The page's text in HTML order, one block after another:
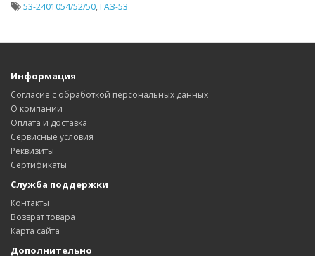
53-2401054/52/50, ГАЗ-53
Информация
Согласие с обработкой персональных данных
О компании
Оплата и доставка
Сервисные условия
Реквизиты
Сертификаты
Служба поддержки
Контакты
Возврат товара
Карта сайта
Дополнительно